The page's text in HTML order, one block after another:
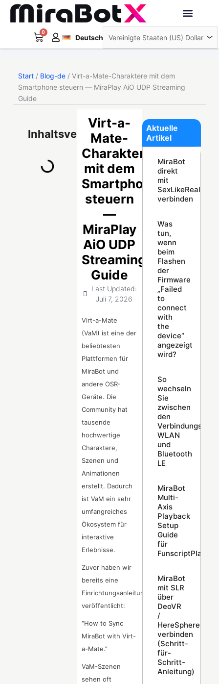
Zum
0
WarenkorbDeutsch
Français
日本語
Start/ Blog-de/ Virt-a-Mate-Charaktere mit dem
Smartphone steuern — MiraPlay AiO UDP Streaming
Guide
Inhaltsverzeichnis
Virt-a-
Mate-
Charaktere
mit dem
Smartphone
steuern
—
MiraPlay
AiO UDP
Streaming
Guide
Last Updated:
Juli 7, 2026
Virt-a-Mate
(VaM) ist eine der
beliebtesten
Plattformen für
MiraBot und
andere OSR-
Geräte. Die
Community hat
tausende
hochwertige
Charaktere,
Szenen und
Animationen
erstellt. Dadurch
ist VaM ein sehr
umfangreiches
Ökosystem für
interaktive
Erlebnisse.
Zuvor haben wir
bereits eine
Einrichtungsanleitung
veröffentlicht:
“How to Sync
MiraBot with Virt-
a-Mate.”
VaM-Szenen
sehen oft
Aktuelle
Artikel
MiraBot
direkt
mit
SexLikeReal
verbinden
Was
tun,
wenn
beim
Flashen
der
Firmware
„Failed
to
connect
with
the
device“
angezeigt
wird?
So
wechseln
Sie
zwischen
den
Verbindungsmodi
WLAN
und
Bluetooth
LE
MiraBot
Multi-
Axis
Playback
Setup
Guide
für
FunscriptPlayer
MiraBot
mit SLR
über
DeoVR
/
HereSphere
verbinden
(Schritt-
für-
Schritt-
Anleitung)